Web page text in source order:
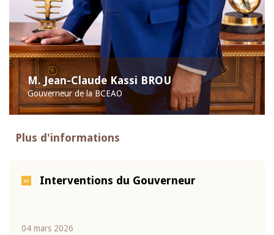
M. Jean-Claude Kassi BROU
Gouverneur de la BCEAO
Plus d'informations
Interventions du Gouverneur
04 mars 2026